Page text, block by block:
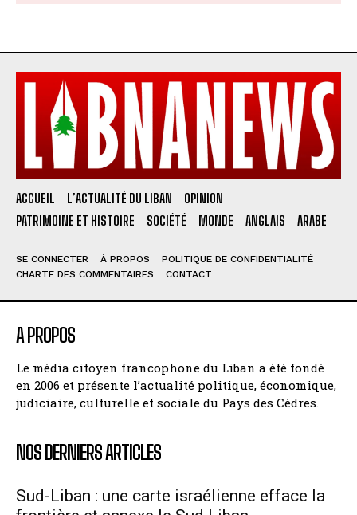
ACCUEIL L’ACTUALITÉ DU LIBAN
OPINION
PATRIMOINE ET HISTOIRE
SOCIÉTÉ MONDE ANGLAIS ARABE
SE CONNECTER À PROPOS
POLITIQUE DE CONFIDENTIALITÉ
CHARTE DES COMMENTAIRES
CONTACT
A PROPOS
Le média citoyen francophone du Liban a été fondé
en 2006 et présente l’actualité politique, économique,
judiciaire, culturelle et sociale du Pays des Cèdres.
NOS DERNIERS ARTICLES
Sud-Liban : une carte israélienne efface la